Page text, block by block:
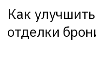
Как
отделки